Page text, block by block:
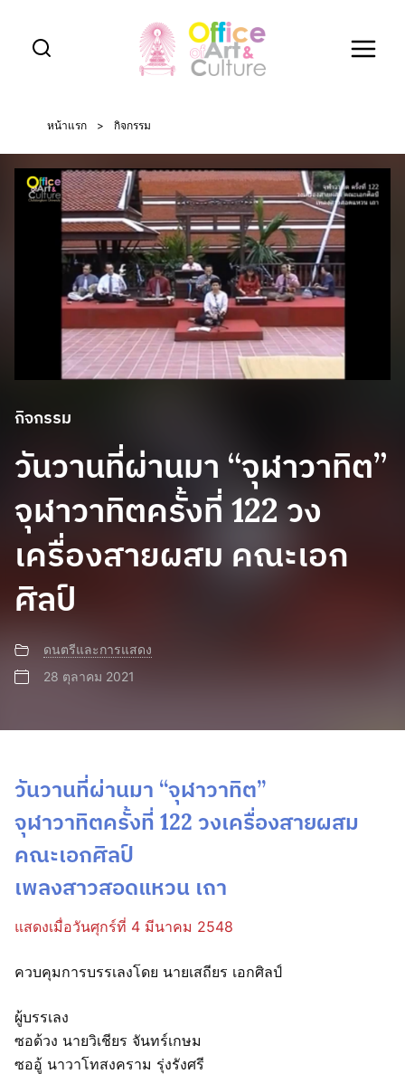
content
หน้าแรก > กิจกรรม
กิจกรรม
วันวานที่ผ่านมา “จุฬาวาทิต”
จุฬาวาทิตครั้งที่ 122 วง
เครื่องสายผสม คณะเอก
ศิลป์
ดนตรีและการแสดง
28 ตุลาคม 2021
วันวานที่ผ่านมา “จุฬาวาทิต”
จุฬาวาทิตครั้งที่ 122 วงเครื่องสายผสม
คณะเอกศิลป์
เพลงสาวสอดแหวน เถา
แสดงเมื่อวันศุกร์ที่ 4 มีนาคม 2548
ควบคุมการบรรเลงโดย นายเสถียร เอกศิลป์
ผู้บรรเลง
ซอด้วง นายวิเชียร จันทร์เกษม
ซออู้ นาวาโทสงคราม รุ่งรังศรี